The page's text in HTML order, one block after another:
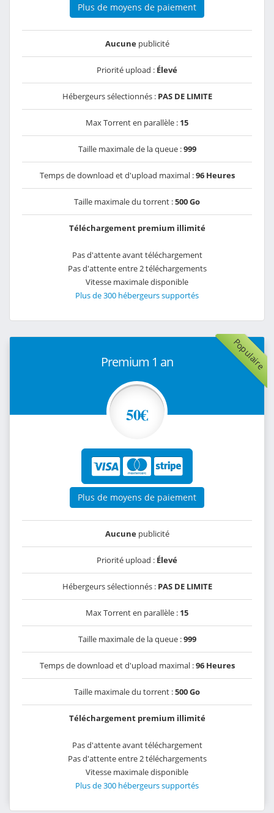
Plus de moyens de paiement
Aucunepublicité
Priorité upload : Élevé
Hébergeurs sélectionnés : PAS DE LIMITE
Max Torrent en parallèle : 15
Taille maximale de la queue :999
Temps de download et d'upload maximal :96 Heures
Taille maximale du torrent :500 Go
Téléchargement premium illimité
Pas d'attente avant téléchargement
Pas d'attente entre 2 téléchargements
Vitesse maximale disponible
Plus de 300 hébergeurs supportés
Populaire
Premium 1 an
50€
Plus de moyens de paiement
Aucunepublicité
Priorité upload : Élevé
Hébergeurs sélectionnés : PAS DE LIMITE
Max Torrent en parallèle : 15
Taille maximale de la queue :999
Temps de download et d'upload maximal :96 Heures
Taille maximale du torrent :500 Go
Téléchargement premium illimité
Pas d'attente avant téléchargement
Pas d'attente entre 2 téléchargements
Vitesse maximale disponible
Plus de 300 hébergeurs supportés